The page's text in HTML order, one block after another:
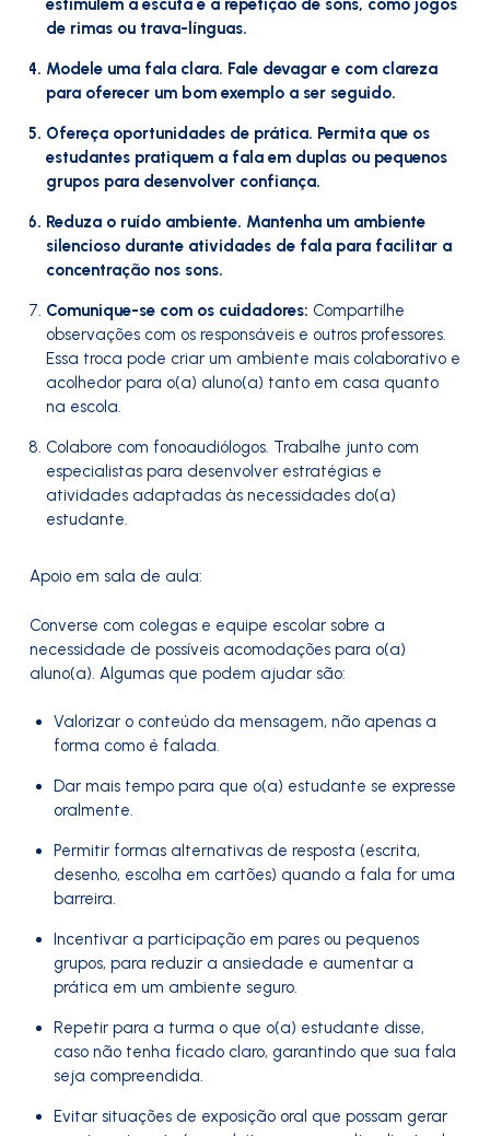
estimulem a escuta e a repetição de sons, como jogos
de rimas ou trava-línguas.
Modele uma fala clara. Fale devagar e com clareza
para oferecer um bom exemplo a ser seguido.
Ofereça oportunidades de prática. Permita que os
estudantes pratiquem a fala em duplas ou pequenos
grupos para desenvolver confiança.
Reduza o ruído ambiente. Mantenha um ambiente
silencioso durante atividades de fala para facilitar a
concentração nos sons.
Comunique-se com os cuidadores: Compartilhe
observações com os responsáveis e outros professores.
Essa troca pode criar um ambiente mais colaborativo e
acolhedor para o(a) aluno(a) tanto em casa quanto
na escola.
Colabore com fonoaudiólogos. Trabalhe junto com
especialistas para desenvolver estratégias e
atividades adaptadas às necessidades do(a)
estudante.
Apoio em sala de aula:
Converse com colegas e equipe escolar sobre a
necessidade de possíveis acomodações para o(a)
aluno(a). Algumas que podem ajudar são:
Valorizar o conteúdo da mensagem, não apenas a
forma como é falada.
Dar mais tempo para que o(a) estudante se expresse
oralmente.
Permitir formas alternativas de resposta (escrita,
desenho, escolha em cartões) quando a fala for uma
barreira.
Incentivar a participação em pares ou pequenos
grupos, para reduzir a ansiedade e aumentar a
prática em um ambiente seguro.
Repetir para a turma o que o(a) estudante disse,
caso não tenha ficado claro, garantindo que sua fala
seja compreendida.
Evitar situações de exposição oral que possam gerar